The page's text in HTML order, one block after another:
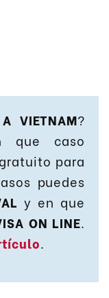
VIETNAM?
que caso
para
puedes
y en que
ON LINE.
.